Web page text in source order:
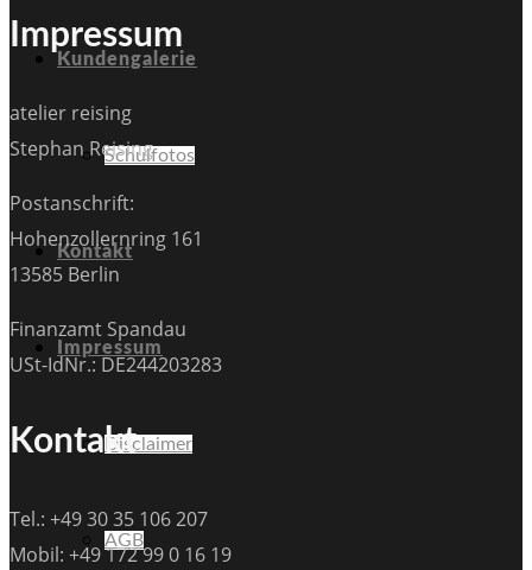
Kundengalerie
Schulfotos
Kontakt
Impressum
Disclaimer
AGB
Impressum
atelier reising
Stephan Reising
Postanschrift:
Hohenzollernring 161
13585 Berlin
Finanzamt Spandau
USt-IdNr.: DE244203283
Kontakt
Tel.: +49 30 35 106 207
Mobil: +49 172 99 0 16 19